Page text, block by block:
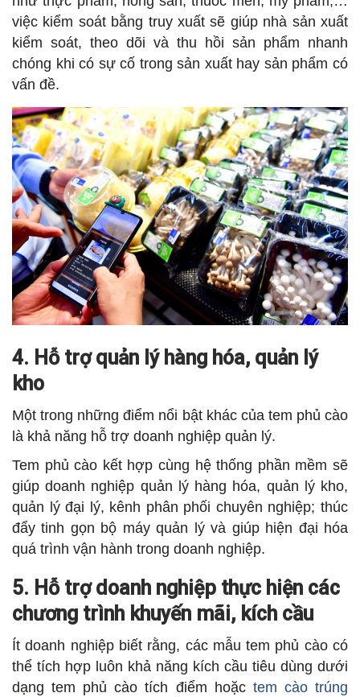
việc kiểm soát bằng truy xuất sẽ giúp nhà sản xuất
kiểm soát, theo dõi và thu hồi sản phẩm nhanh
chóng khi có sự cố trong sản xuất hay sản phẩm có
vấn đề.
4. Hỗ trợ quản lý hàng hóa, quản lý
kho
Một trong những điểm nổi bật khác của tem phủ cào
là khả năng hỗ trợ doanh nghiệp quản lý.
Tem phủ cào kết hợp cùng hệ thống phần mềm sẽ
giúp doanh nghiệp quản lý hàng hóa, quản lý kho,
quản lý đại lý, kênh phân phối chuyên nghiệp; thúc
đẩy tinh gọn bộ máy quản lý và giúp hiện đại hóa
quá trình vận hành trong doanh nghiệp.
5. Hỗ trợ doanh nghiệp thực hiện các
chương trình khuyến mãi, kích cầu
Ít doanh nghiệp biết rằng, các mẫu tem phủ cào có
thể tích hợp luôn khả năng kích cầu tiêu dùng dưới
dạng tem phủ cào tích điểm hoặc tem cào trúng